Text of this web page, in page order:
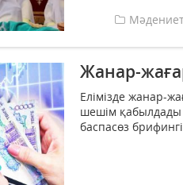
Жанар-
Елімізде жанар-
шешім
баспасөз